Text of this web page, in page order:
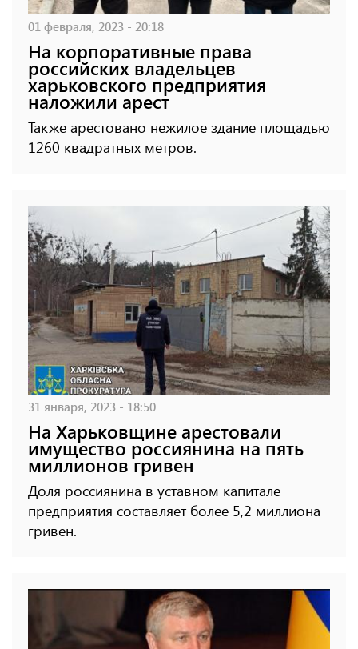
01 февраля, 2023 - 20:18
На корпоративные права
российских владельцев
харьковского предприятия
наложили арест
Также арестовано нежилое здание площадью
1260 квадратных метров.
31 января, 2023 - 18:50
На Харьковщине арестовали
имущество россиянина на пять
миллионов гривен
Доля россиянина в уставном капитале
предприятия составляет более 5,2 миллиона
гривен.